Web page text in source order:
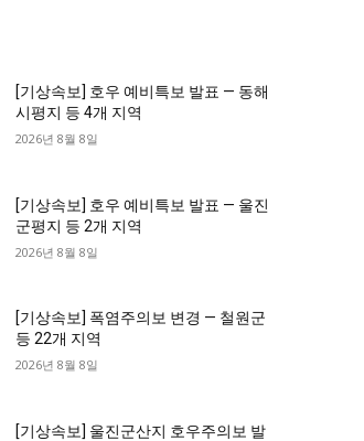
[기상속보] 호우 예비특보 발표 — 동해
시평지 등 4개 지역
2026년 8월 8일
[기상속보] 호우 예비특보 발표 — 울진
군평지 등 2개 지역
2026년 8월 8일
[기상속보] 폭염주의보 변경 — 철원군
등 22개 지역
2026년 8월 8일
[기상속보] 울진군산지 호우주의보 발